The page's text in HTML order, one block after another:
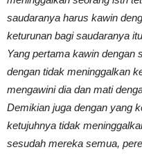
saudaranya harus kawin
keturunan bagi saudaranya
Yang pertama kawin dengan
dengan tidak meninggalkan
mengawini dia dan mati
Demikian juga dengan yang
ketujuhnya tidak
sesudah mereka semua,